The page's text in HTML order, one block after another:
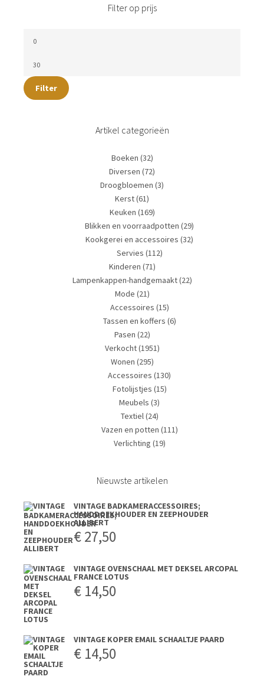
Filter op prijs
Filter
Artikel categorieën
Boeken (32)
Diversen (72)
Droogbloemen (3)
Kerst(61)
Keuken (169)
Blikken en voorraadpotten (29)
Kookgerei en accessoires (32)
Servies (112)
Kinderen (71)
Lampenkappen-handgemaakt(22)
Mode (21)
Accessoires (15)
Tassen en koffers (6)
Pasen (22)
Verkocht(1951)
Wonen (295)
Accessoires (130)
Fotolijstjes (15)
Meubels (3)
Textiel(24)
Vazen en potten (111)
Verlichting (19)
Nieuwste artikelen
VINTAGE BADKAMERACCESSOIRES;
HANDDOEKHOUDER EN ZEEPHOUDER
ALLIBERT
€27,50
VINTAGE OVENSCHAAL MET DEKSEL ARCOPAL
FRANCE LOTUS
€ 14,50
VINTAGE KOPER EMAIL SCHAALTJE PAARD
€ 14,50